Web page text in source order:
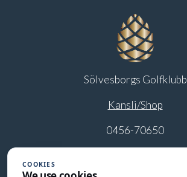
Sölvesborgs Golfklubb
Kansli/Shop
0456-70650
COOKIES